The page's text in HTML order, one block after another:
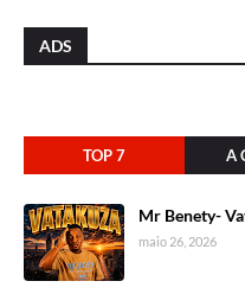
ADS
TOP 7 A
Mr Benety-
maio 26, 2026